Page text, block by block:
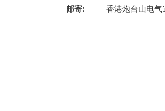
邮寄:
香港炮台山电